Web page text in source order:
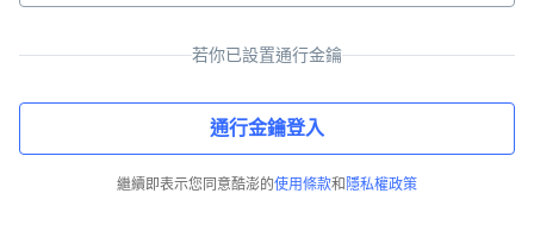
若你已設置通行金鑰
通行金鑰登入
繼續即表示您同意酷澎的使用條款和 隱私權政策